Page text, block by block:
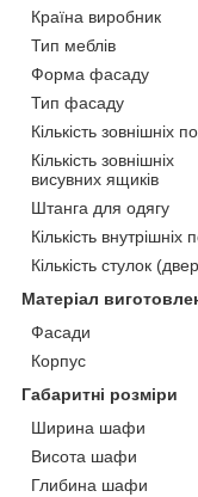
Країна виробник
Тип меблів
Форма фасаду
Тип фасаду
Кількість зовнішніх
Кількість зовнішніх
висувних ящиків
Штанга для одягу
Кількість внутрішніх
Кількість стулок
Матеріал
Фасади
Корпус
Габаритні розміри
Ширина шафи
Висота шафи
Глибина шафи